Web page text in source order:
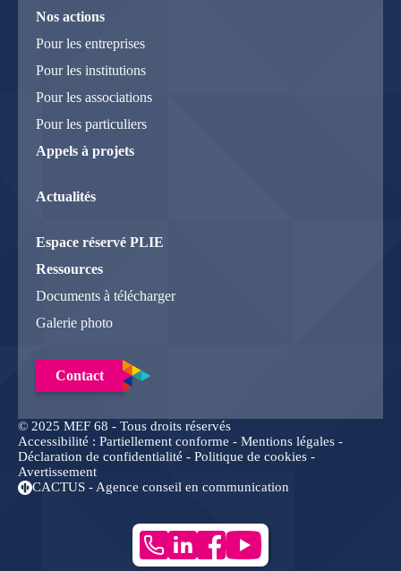
Nos actions
Pour les entreprises
Pour les institutions
Pour les associations
Pour les particuliers
Appels à projets
Actualités
Espace réservé PLIE
Ressources
Documents à télécharger
Galerie photo
Contact
© 2025 MEF 68 - Tous droits réservés
Accessibilité : Partiellement conforme - Mentions légales -
Déclaration de confidentialité - Politique de cookies -
Avertissement
CACTUS - Agence conseil en communication